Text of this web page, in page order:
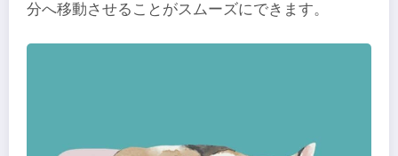
分へ移動させることがスムーズにできます。